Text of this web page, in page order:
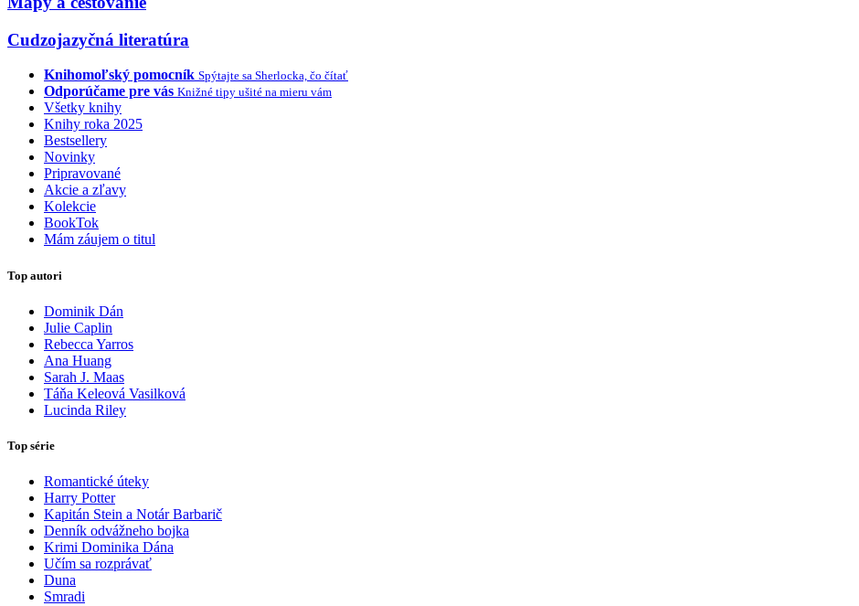
Cudzojazyčná literatúra
Knihomoľský pomocník Spýtajte sa Sherlocka, čo čítať
Odporúčame pre vás Knižné tipy ušité na mieru vám
Všetky knihy
Knihy roka 2025
Bestsellery
Novinky
Pripravované
Akcie a zľavy
Kolekcie
BookTok
Mám záujem o titul
Top autori
Dominik Dán
Julie Caplin
Rebecca Yarros
Ana Huang
Sarah J. Maas
Táňa Keleová Vasilková
Lucinda Riley
Top série
Romantické úteky
Harry Potter
Kapitán Stein a Notár Barbarič
Denník odvážneho bojka
Krimi Dominika Dána
Učím sa rozprávať
Duna
Smradi